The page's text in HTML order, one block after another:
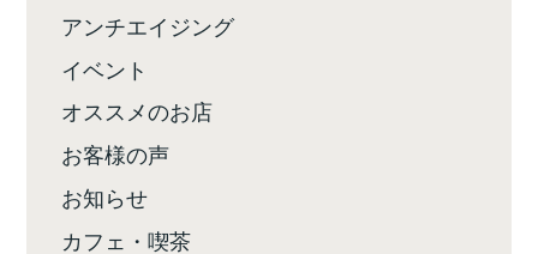
アンチエイジング
イベント
オススメのお店
お客様の声
お知らせ
カフェ・喫茶